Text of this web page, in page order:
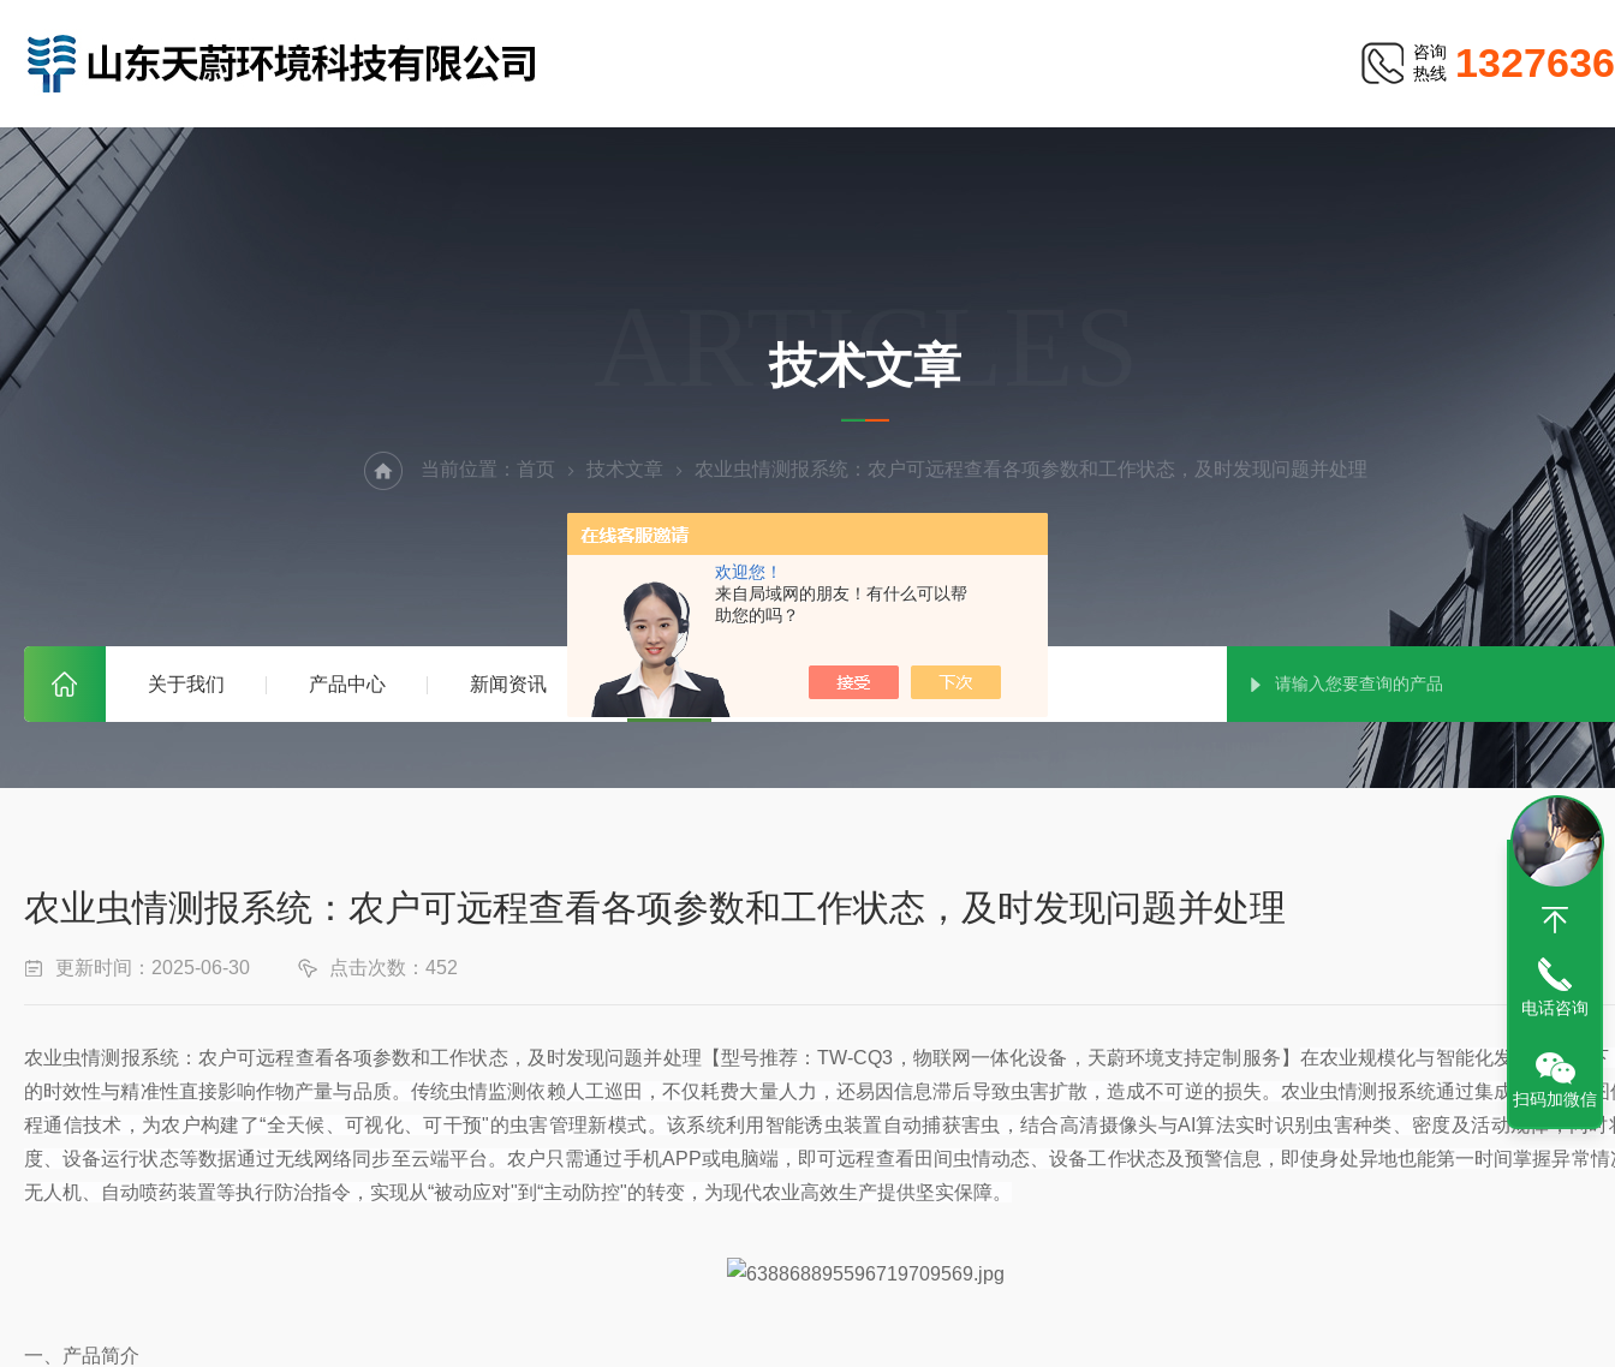
欢迎您！
来自局域网的朋友！有什么可以帮
助您的吗？
咨询
热线
关于我们 产品中心 新闻资讯 技术文章 在线留言 联系我们
ARTICLES
技术文章
当前位置： 首页 技术文章 农业虫情测报系统：农户可远程查看各项参数和工作状态，及时发现问题并处理
农业虫情测报系统：农户可远程查看各项参数和工作状态，及时发现问题并处理
更新时间：2025-06-30 点击次数：452
农业虫情测报系统：农户可远程查看各项参数和工作状态，及时发现问题并处理【型号推荐：TW-CQ3，物联网一体化设备，天蔚环境支持定制服务】 在农业规模化与智能化发展的趋势下
的时效性与精准性直接影响作物产量与品质。传统虫情监测依赖人工巡田，不仅耗费大量人力，还易因信息滞后导致虫害扩散，造成不可逆的损失。农业虫情测报系统通过集成物联网、
程通信技术，为农户构建了“全天候、可视化、可干预"的虫害管理新模式。该系统利用智能诱虫装置自动捕获害虫，结合高清摄像头与AI算法实时识别虫害种类、密度及活动规律，同时
度、设备运行状态等数据通过无线网络同步至云端平台。农户只需通过手机APP或电脑端，即可远程查看田间虫情动态、设备工作状态及预警信息，即使身处异地也能第一时间掌握异常
无人机、自动喷药装置等执行防治指令，实现从“被动应对"到“主动防控"的转变，为现代农业高效生产提供坚实保障。
一、产品简介
电话咨询
扫码加微信